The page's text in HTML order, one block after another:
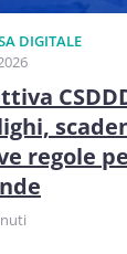
DIGITALE
regole